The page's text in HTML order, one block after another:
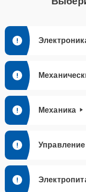
Механика
Управление